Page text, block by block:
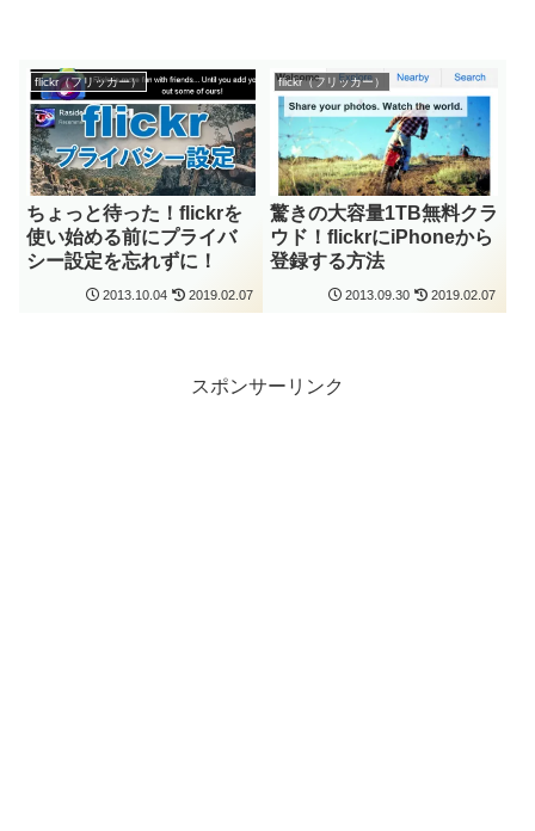
flickr（フリッカー）
ちょっと待った！flickrを
使い始める前にプライバ
シー設定を忘れずに！
2013.10.04 2019.02.07
flickr（フリッカー）
驚きの大容量1TB無料クラ
ウド！flickrにiPhoneから
登録する方法
2013.09.30 2019.02.07
スポンサーリンク